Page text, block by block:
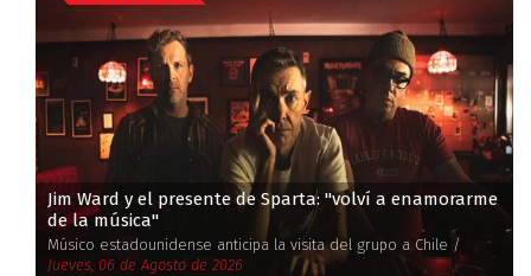
Jim Ward y el presente de Sparta: ''volví a enamorarme
de la música''
Músico estadounidense anticipa la visita del grupo a Chile /
Jueves, 06 de Agosto de 2026